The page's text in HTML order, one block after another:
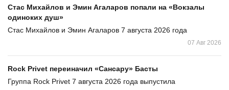
Стас Михайлов и Эмин Агаларов попали на «Вокзалы
одиноких душ»
Стас Михайлов и Эмин Агаларов 7 августа 2026 года
07 Авг 2026
Rock Privet переиначил «Сансару» Басты
Группа Rock Privet 7 августа 2026 года выпустила